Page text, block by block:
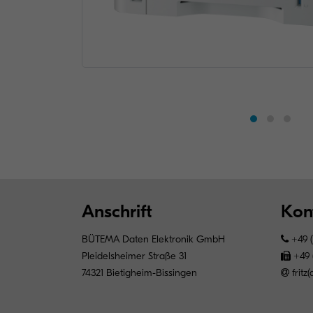
Anschrift
BÜTEMA Daten Elektronik GmbH
Pleidelsheimer Straße 31
74321 Bietigheim-Bissingen
+49
+49